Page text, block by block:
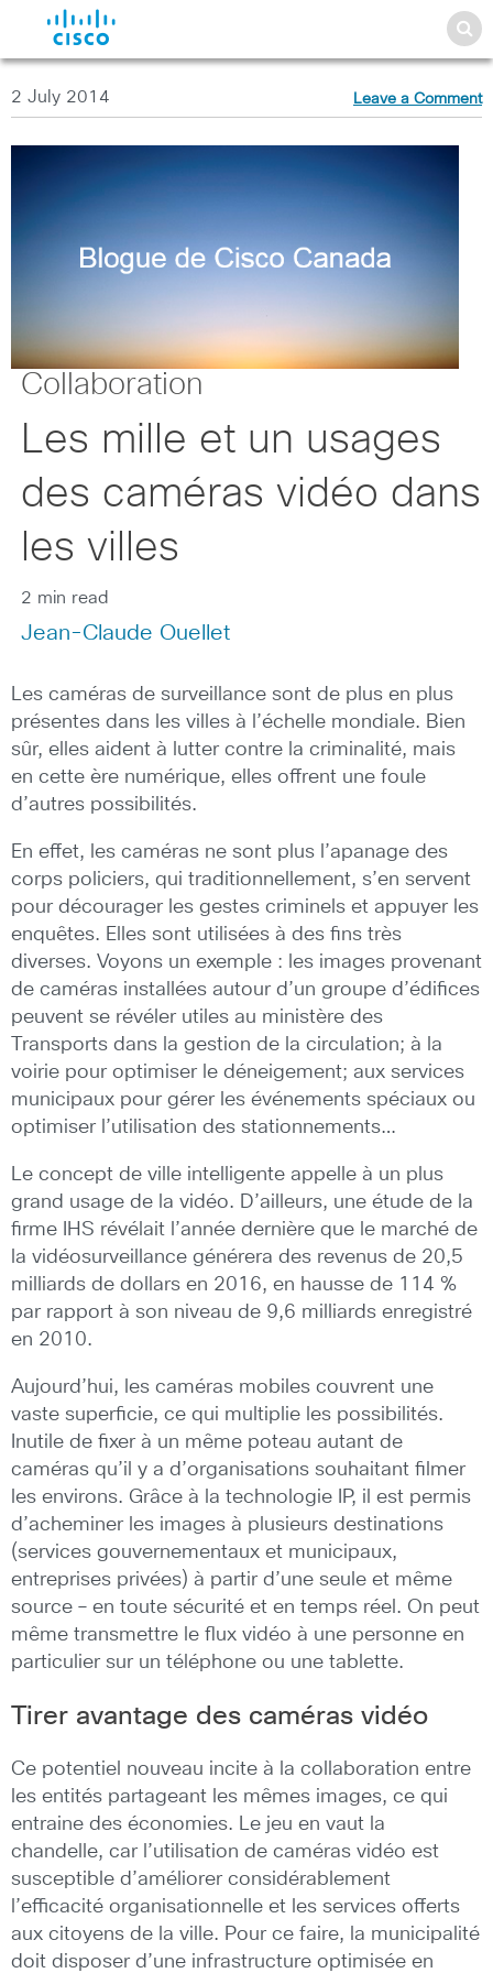
2 July 2014 Leave a Comment
Collaboration
Les mille et un usages
des caméras vidéo dans
les villes
2 min read
Jean-Claude Ouellet
Les caméras de surveillance sont de plus en plus
présentes dans les villes à l’échelle mondiale. Bien
sûr, elles aident à lutter contre la criminalité, mais
en cette ère numérique, elles offrent une foule
d’autres possibilités.
En effet, les caméras ne sont plus l’apanage des
corps policiers, qui traditionnellement, s’en servent
pour décourager les gestes criminels et appuyer les
enquêtes. Elles sont utilisées à des fins très
diverses. Voyons un exemple : les images provenant
de caméras installées autour d’un groupe d’édifices
peuvent se révéler utiles au ministère des
Transports dans la gestion de la circulation; à la
voirie pour optimiser le déneigement; aux services
municipaux pour gérer les événements spéciaux ou
optimiser l’utilisation des stationnements…
Le concept de ville intelligente appelle à un plus
grand usage de la vidéo. D’ailleurs, une étude de la
firme IHS révélait l’année dernière que le marché de
la vidéosurveillance générera des revenus de 20,5
milliards de dollars en 2016, en hausse de 114 %
par rapport à son niveau de 9,6 milliards enregistré
en 2010.
Aujourd’hui, les caméras mobiles couvrent une
vaste superficie, ce qui multiplie les possibilités.
Inutile de fixer à un même poteau autant de
caméras qu’il y a d’organisations souhaitant filmer
les environs. Grâce à la technologie IP, il est permis
d’acheminer les images à plusieurs destinations
(services gouvernementaux et municipaux,
entreprises privées) à partir d’une seule et même
source – en toute sécurité et en temps réel. On peut
même transmettre le flux vidéo à une personne en
particulier sur un téléphone ou une tablette.
Tirer avantage des caméras vidéo
Ce potentiel nouveau incite à la collaboration entre
les entités partageant les mêmes images, ce qui
entraine des économies. Le jeu en vaut la
chandelle, car l’utilisation de caméras vidéo est
susceptible d’améliorer considérablement
l’efficacité organisationnelle et les services offerts
aux citoyens de la ville. Pour ce faire, la municipalité
doit disposer d’une infrastructure optimisée en